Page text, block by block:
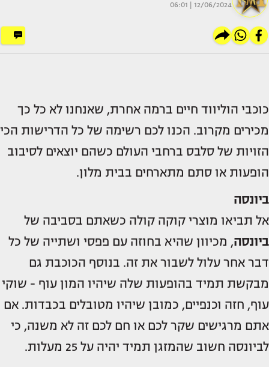
12/06/2024 | 06:01
כוכבי הוליווד חיים ברמה אחרת, שאנחנו לא כל כך
מכירים מקרוב. הכנו לכם רשימה של כל הדרישות הכי
הזויות של סלבס ברחבי העולם כשהם יוצאים לסיבוב
הופעות או סתם מתארחים בבית מלון.
ביונסה
אל תביאו מוצרי קוקה קולה כשאתם בסביבה של
ביונסה, מכיוון שהיא בחוזה עם פפסי ושתייה של כל
דבר אחר עלול לשבור את זה. בנוסף הכוכבת גם
מבקשת תמיד בהופעות שלה שיהיו המון עוף - שוקי
עוף, חזה וכנפיים, כמובן שיהיו מטובלים בכבדות. אם
אתם מרגישים שקר לכם או חם לכם זה לא משנה, כי
לביונסה חשוב שהמזגן תמיד יהיה על 25 מעלות.